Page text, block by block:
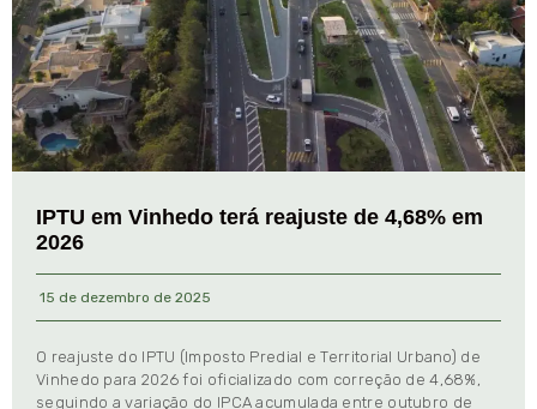
IPTU em Vinhedo terá reajuste de 4,68% em
2026
15 de dezembro de 2025
O reajuste do IPTU (Imposto Predial e Territorial Urbano) de
Vinhedo para 2026 foi oficializado com correção de 4,68%,
seguindo a variação do IPCA acumulada entre outubro de